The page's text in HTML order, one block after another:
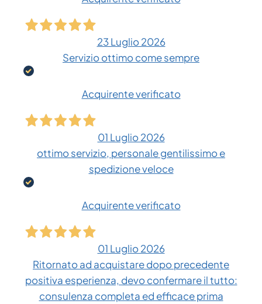
23 Luglio 2026
Servizio ottimo come sempre
Acquirente verificato
01 Luglio 2026
ottimo servizio, personale gentilissimo e
spedizione veloce
Acquirente verificato
01 Luglio 2026
Ritornato ad acquistare dopo precedente
positiva esperienza, devo confermare il tutto:
consulenza completa ed efficace prima